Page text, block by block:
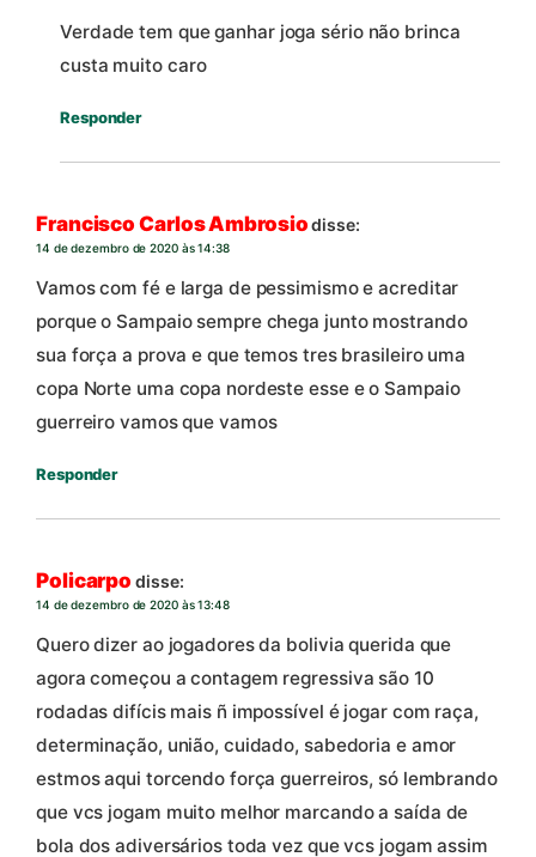
Verdade tem que ganhar joga sério não brinca
custa muito caro
Responder
Francisco Carlos Ambrosio disse:
14 de dezembro de 2020 às 14:38
Vamos com fé e larga de pessimismo e acreditar
porque o Sampaio sempre chega junto mostrando
sua força a prova e que temos tres brasileiro uma
copa Norte uma copa nordeste esse e o Sampaio
guerreiro vamos que vamos
Responder
Policarpo disse:
14 de dezembro de 2020 às 13:48
Quero dizer ao jogadores da bolivia querida que
agora começou a contagem regressiva são 10
rodadas difícis mais ñ impossível é jogar com raça,
determinação, união, cuidado, sabedoria e amor
estmos aqui torcendo força guerreiros, só lembrando
que vcs jogam muito melhor marcando a saída de
bola dos adiversários toda vez que vcs jogam assim